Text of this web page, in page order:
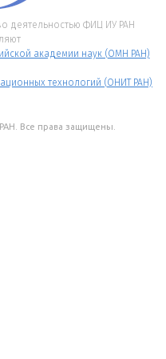
деятельностью ФИЦ ИУ РАН
академии наук (ОМН РАН)
ссылка)
технологий (ОНИТ РАН)
ссылка)
Все права защищены.